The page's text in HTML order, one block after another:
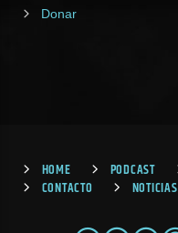
Donar
HOME PODCAST
CONTACTO
NOTICIAS